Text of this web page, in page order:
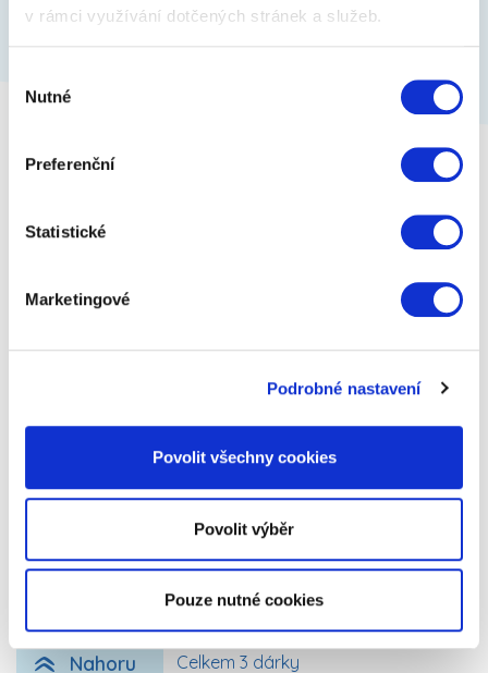
v rámci využívání dotčených stránek a služeb.
souhlasu
Nutné
Preferenční
Statistické
Marketingové
Podrobné nastavení
Povolit všechny cookies
Povolit výběr
Pouze nutné cookies
pro ženy. Můžete do něj něco vložit, třeba úplně
malou fotografii. Kvalitní…
Nahoru Celkem 3 dárky